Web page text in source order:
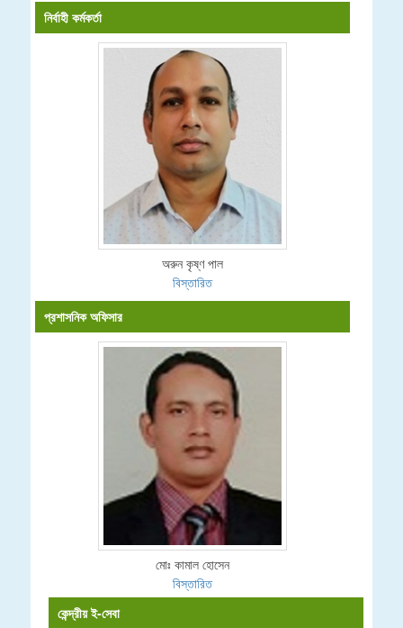
নির্বাহী কর্মকর্তা
অরুন কৃষ্ণ পাল
বিস্তারিত
প্রশাসনিক অফিসার
মোঃ কামাল হোসেন
বিস্তারিত
কেন্দ্রীয় ই-সেবা